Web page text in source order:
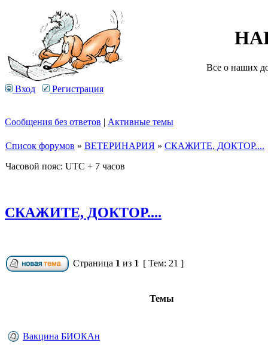
Все о наших
Вход Регистрация
Сообщения без ответов | Активные темы
Список форумов » ВЕТЕРИНАРИЯ » СКАЖИТЕ, ДОКТОР....
Часовой пояс: UTC + 7 часов
СКАЖИТЕ, ДОКТОР....
Страница 1 из 1 [ Тем: 21 ]
Темы
Вакцина БИОКАн